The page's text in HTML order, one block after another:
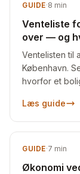
GUIDE·8 min
Venteliste
over — og
Ventelisten til
København.
hvorfor et
Læs guide
GUIDE·7 min
Økonomi